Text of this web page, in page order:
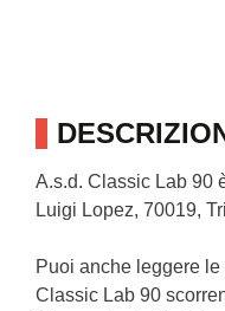
A.s.d. Classic Lab 90
Luigi Lopez, 70019,
Puoi anche leggere
Classic Lab 90